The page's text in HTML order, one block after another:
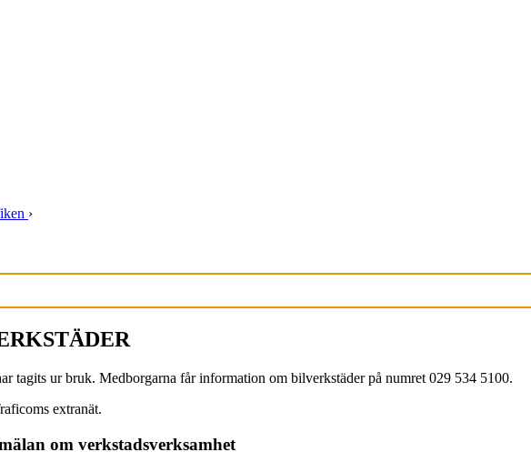
›
tagits ur bruk. Medborgarna får information om bilverkstäder på numret 029 534 5100.
extranät.
om verkstadsverksamhet